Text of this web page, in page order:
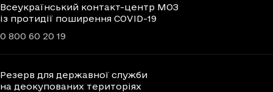
Всеукраїнський контакт-центр МОЗ
із протидії поширення COVID-19
0 800 60 20 19
Резерв для державної служби
на деокупованих територіях